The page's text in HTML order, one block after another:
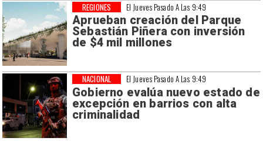
El Jueves Pasado A Las 9:49
Aprueban creación del Parque
Sebastián Piñera con inversión
de $4 mil millones
REGIONES
El Jueves Pasado A Las 9:49
Gobierno evalúa nuevo estado de
excepción en barrios con alta
criminalidad
NACIONAL